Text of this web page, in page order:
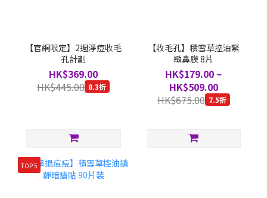
【官網限定】2週淨痘收毛
孔計劃
HK$369.00
HK$445.00 8.3折
【收毛孔】積雪草控油緊
緻鼻膜 8片
HK$179.00 ~
HK$509.00
HK$675.00 7.5折
TOP 5